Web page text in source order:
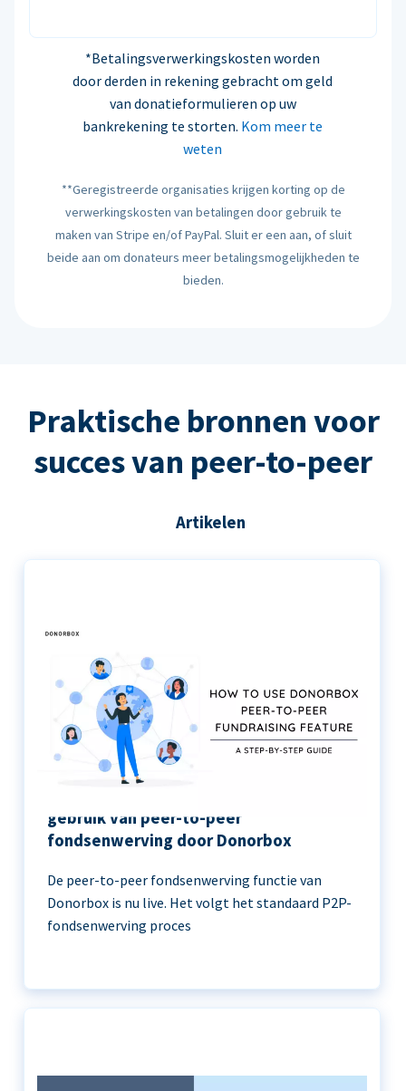
*Betalingsverwerkingskosten worden
door derden in rekening gebracht om geld
van donatieformulieren op uw
bankrekening te storten. Kom meer te
weten
**Geregistreerde organisaties krijgen korting op de
verwerkingskosten van betalingen door gebruik te
maken van Stripe en/of PayPal. Sluit er een aan, of sluit
beide aan om donateurs meer betalingsmogelijkheden te
bieden.
Praktische bronnen voor
succes van peer-to-peer
Artikelen
gebruik van peer-to-peer
fondsenwerving door Donorbox
De peer-to-peer fondsenwerving functie van
Donorbox is nu live. Het volgt het standaard P2P-
fondsenwerving proces